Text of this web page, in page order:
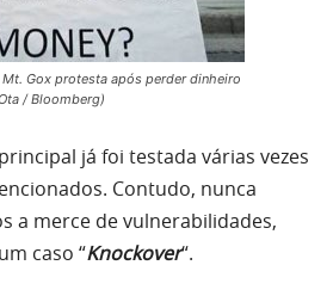
Gox protesta após perder dinheiro
/ Bloomberg)
já foi testada várias vezes
Contudo, nunca
a merce de vulnerabilidades,
caso “Knockover“.